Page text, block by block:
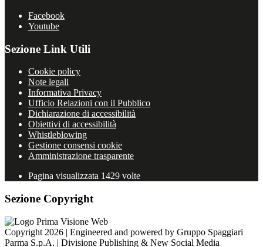
Facebook
Youtube
Sezione Link Utili
Cookie policy
Note legali
Informativa Privacy
Ufficio Relazioni con il Pubblico
Dichiarazione di accessibilità
Obiettivi di accessibilità
Whistleblowing
Gestione consensi cookie
Amministrazione trasparente
Pagina visualizzata 1429 volte
Sezione Copyright
Copyright 2026 | Engineered and powered by Gruppo Spaggiari
Parma S.p.A. | Divisione Publishing & New Social Media